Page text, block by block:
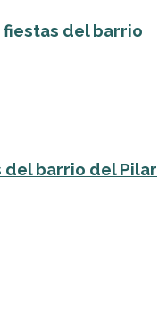
fiestas del barrio
del barrio del Pilar